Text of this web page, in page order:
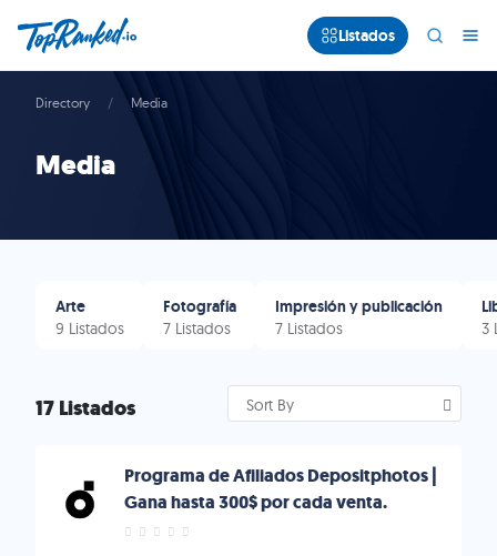
Listados
Directory Media
Media
Arte
9 Listados
Fotografía
7 Listados
Impresión y publicación
7 Listados
3
17 Listados Sort By
Programa de Afiliados Depositphotos |
Gana hasta 300$ por cada venta.